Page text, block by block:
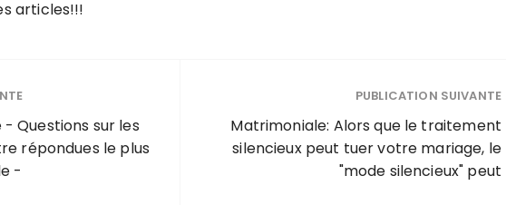
articles!!!
Questions sur les
répondues le plus
-
PUBLICATION SUIVANTE
Matrimoniale: Alors que le traitement
silencieux peut tuer votre mariage, le
"mode silencieux" peut